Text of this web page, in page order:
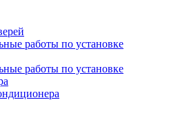
работы по установке
работы по установке